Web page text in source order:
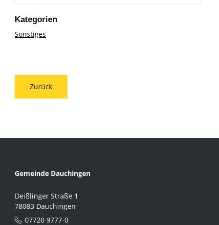
Sonstiges
Zurück
Gemeinde Dauchingen
Deißlinger Straße 1
78083 Dauchingen
07720 9777-0